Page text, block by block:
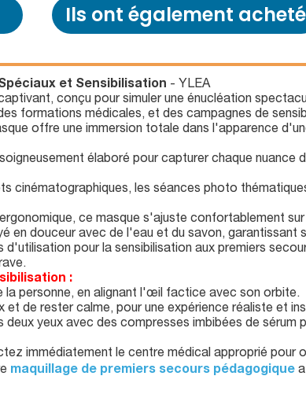
Ils ont également acheté
et Sensibilisation - YLEA
conçu pour simuler une énucléation
formations médicales, et des campagnes de
offre une immersion totale dans l'apparence
élaboré pour capturer chaque nuance
cinématographiques, les séances photo
ce masque s'ajuste confortablement
en douceur avec de l'eau et du savon, garantissant
d'utilisation pour la sensibilisation aux premiers
:
la personne, en alignant l'œil factice avec son orbite.
et de rester calme, pour une expérience réaliste et
yeux avec des compresses imbibées de sérum
immédiatement le centre médical approprié pour
maquillage de premiers secours pédagogique